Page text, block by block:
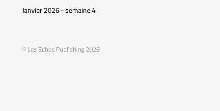
Janvier 2026 - semaine 4
© Les Echos Publishing 2026